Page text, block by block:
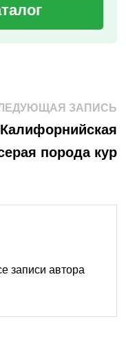
ЗАПИСЬ
Калифорнийская
порода кур
записи автора